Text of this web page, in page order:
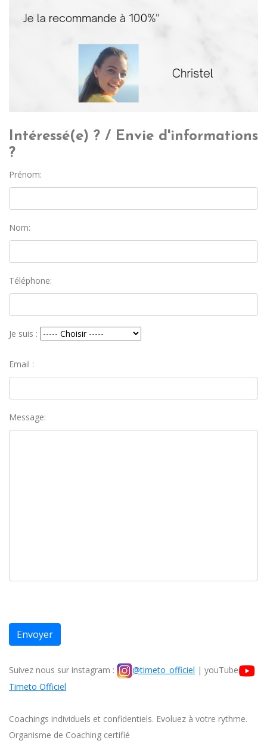
Intéressé(e) ? / Envie d'informations
?
Prénom:
Nom:
Téléphone:
Je suis :
Email :
Message:
Envoyer
Suivez nous sur instagram : @timeto_officiel | youTube
Timeto Officiel
Coachings individuels et confidentiels. Evoluez à votre rythme.
Organisme de Coaching certifié